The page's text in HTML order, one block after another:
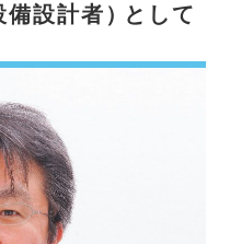
備設計者）として